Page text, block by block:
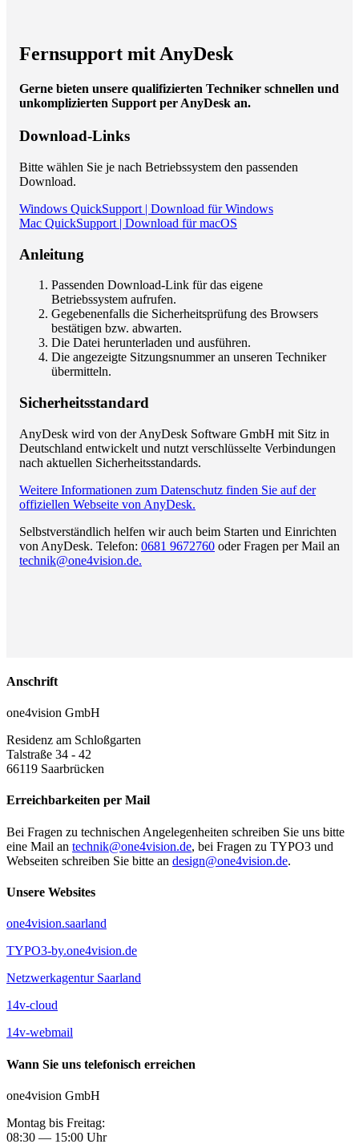
Fernsupport mit AnyDesk
Gerne bieten unsere qualifizierten Techniker schnellen und
unkomplizierten Support per AnyDesk an.
Download-Links
Bitte wählen Sie je nach Betriebssystem den passenden
Download.
Windows QuickSupport | Download für Windows
Mac QuickSupport | Download für macOS
Anleitung
Passenden Download-Link für das eigene
Betriebssystem aufrufen.
Gegebenenfalls die Sicherheitsprüfung des Browsers
bestätigen bzw. abwarten.
Die Datei herunterladen und ausführen.
Die angezeigte Sitzungsnummer an unseren Techniker
übermitteln.
Sicherheitsstandard
AnyDesk wird von der AnyDesk Software GmbH mit Sitz in
Deutschland entwickelt und nutzt verschlüsselte Verbindungen
nach aktuellen Sicherheitsstandards.
Weitere Informationen zum Datenschutz finden Sie auf der
offiziellen Webseite von AnyDesk.
Selbstverständlich helfen wir auch beim Starten und Einrichten
von AnyDesk. Telefon: 0681 9672760 oder Fragen per Mail an
technik@one4vision.de.
Anschrift
one4vision GmbH
Residenz am Schloßgarten
Talstraße 34 - 42
66119 Saarbrücken
Erreichbarkeiten per Mail
Bei Fragen zu technischen Angelegenheiten schreiben Sie uns bitte
eine Mail an technik@one4vision.de, bei Fragen zu TYPO3 und
Webseiten schreiben Sie bitte an design@one4vision.de.
Unsere Websites
one4vision.saarland
TYPO3-by.one4vision.de
Netzwerkagentur Saarland
14v-cloud
14v-webmail
Wann Sie uns telefonisch erreichen
one4vision GmbH
Montag bis Freitag:
08:30 — 15:00 Uhr